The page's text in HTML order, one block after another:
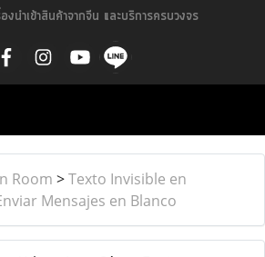
นำเข้าสินค้าจากจีน และบริการครบวงจร
Room >Texto Invisible en
Mensajes en Blanco